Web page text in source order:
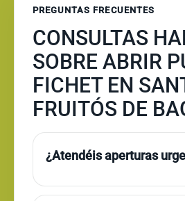
PREGUNTAS FRECUENTES
CONSULTAS
SOBRE ABRIR
FICHET EN
FRUITÓS DE
¿Atendéis aperturas